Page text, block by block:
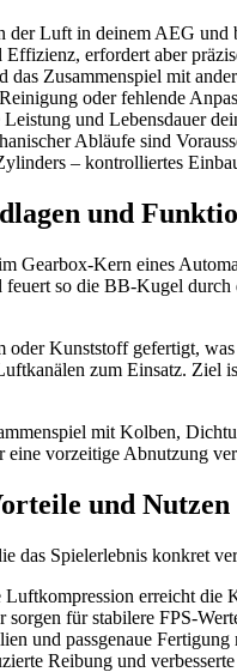
der Luft in deinem AEG
erfordert aber
Zusammenspiel mit
oder fehlende
und Lebensdauer
Abläufe sind
– kontrolliertes
und
Gearbox-Kern eines
so die BB-Kugel
Kunststoff gefertigt,
zum Einsatz. Ziel
mit Kolben,
vorzeitige Abnutzung
und Nutzen
das Spielerlebnis konkret
Luftkompression erreicht die
für stabilere FPS-
und passgenaue
Reibung und